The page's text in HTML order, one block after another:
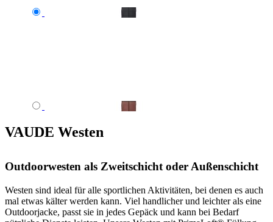
VAUDE Westen
Outdoorwesten als Zweitschicht oder Außenschicht
Westen sind ideal für alle sportlichen Aktivitäten, bei denen es auch
mal etwas kälter werden kann. Viel handlicher und leichter als eine
Outdoorjacke, passt sie in jedes Gepäck und kann bei Bedarf